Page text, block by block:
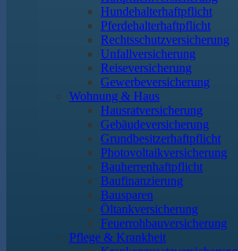
Hundehalterhaftpflicht
Pferdehalterhaftpflicht
Rechtsschutzversicherung
Unfallversicherung
Reiseversicherung
Gewerbeversicherung
Wohnung & Haus
Hausratversicherung
Gebäudeversicherung
Grundbesitzerhaftpflicht
Photovoltaikversicherung
Bauherrenhaftpflicht
Baufinanzierung
Bausparen
Öltankversicherung
Feuerrohbauversicherung
Pflege & Krankheit